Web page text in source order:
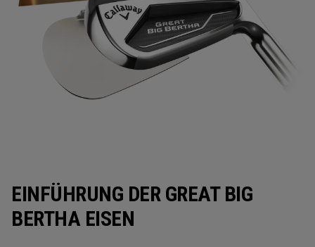
EINFÜHRUNG DER GREAT BIG
BERTHA EISEN